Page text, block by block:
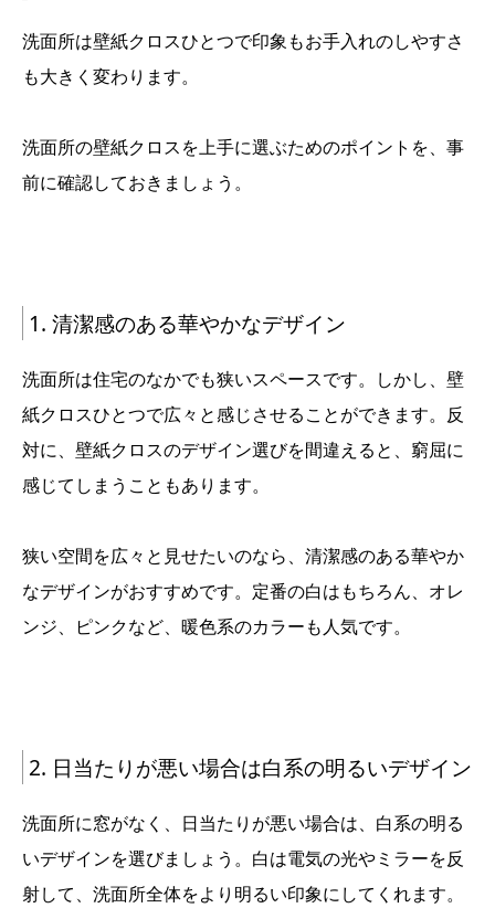
洗面所は壁紙クロスひとつで印象もお手入れのしやすさ
も大きく変わります。
洗面所の壁紙クロスを上手に選ぶためのポイントを、事
前に確認しておきましょう。
1. 清潔感のある華やかなデザイン
洗面所は住宅のなかでも狭いスペースです。しかし、壁
紙クロスひとつで広々と感じさせることができます。反
対に、壁紙クロスのデザイン選びを間違えると、窮屈に
感じてしまうこともあります。
狭い空間を広々と見せたいのなら、清潔感のある華やか
なデザインがおすすめです。定番の白はもちろん、オレ
ンジ、ピンクなど、暖色系のカラーも人気です。
2. 日当たりが悪い場合は白系の明るいデザイン
洗面所に窓がなく、日当たりが悪い場合は、白系の明る
いデザインを選びましょう。白は電気の光やミラーを反
射して、洗面所全体をより明るい印象にしてくれます。